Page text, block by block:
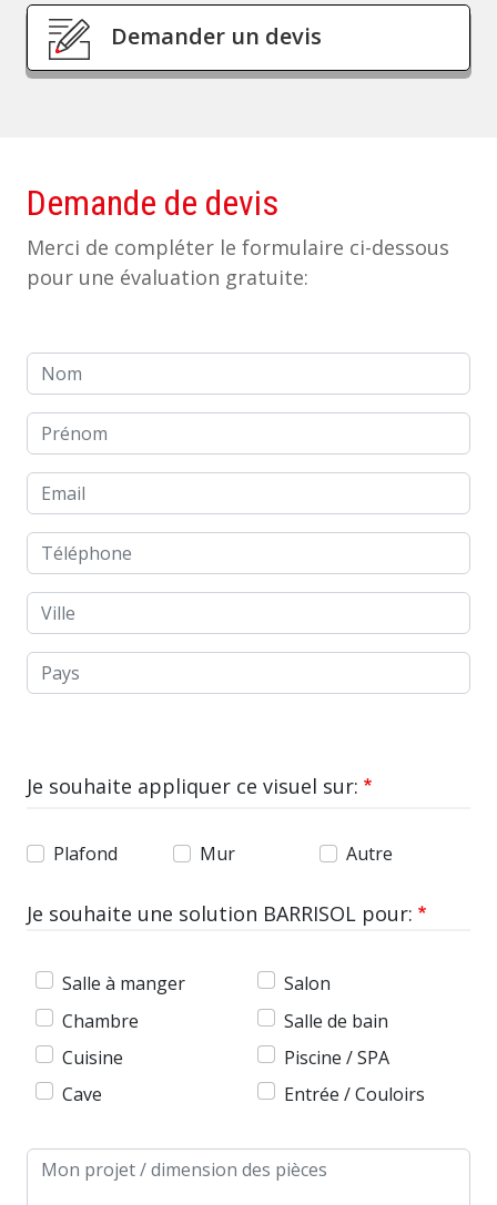
Demander un devis
Demande de devis
Merci de compléter le formulaire ci-dessous
pour une évaluation gratuite:
Nom
Prénom
Email
Téléphone
Ville
Pays
Je souhaite appliquer ce visuel sur:
Plafond Mur Autre
Je souhaite une solution BARRISOL pour:
Salle à manger
Salon
Chambre
Salle de bain
Cuisine
Piscine / SPA
Cave
Entrée / Couloirs
Message